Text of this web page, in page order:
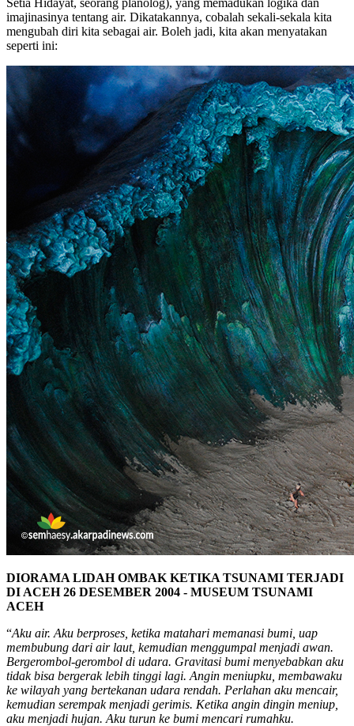
imajinasinya tentang air. Dikatakannya, cobalah sekali-sekala kita
meng­ubah diri kita sebagai air. Boleh jadi, kita akan me­nyatakan
seperti ini:
DIORAMA LIDAH OMBAK KETIKA TSUNAMI TERJADI
DI ACEH 26 DESEMBER 2004 - MUSEUM TSUNAMI
ACEH
“Aku air. Aku berproses, ketika matahari me­manasi bumi, uap
membubung dari air laut, kemu­dian meng­gumpal menjadi awan.
Ber­gerombol-gerombol di udara. Gravitasi bumi menyebabkan aku
tidak bisa ber­gerak lebih tinggi lagi. Angin me­niupku, membawaku
ke wila­yah yang bertekanan udara rendah. Per­lahan aku men­cair,
kemudian se­rempak men­jadi gerimis. Ke­tika angin dingin me­niup,
aku menjadi hujan. Aku turun ke bumi men­cari rumahku.